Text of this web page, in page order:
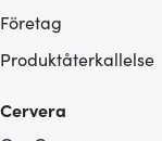
Företag
Produktåterkallelse
Cervera